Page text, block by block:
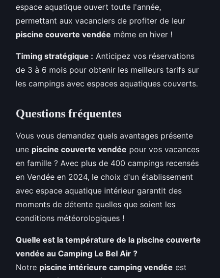
espace aquatique ouvert toute l'année,
permettant aux vacanciers de profiter de leur
piscine couverte vendée même en hiver !
Timing stratégique : Anticipez vos réservations
de 3 à 6 mois pour obtenir les meilleurs tarifs sur
les campings avec espaces aquatiques couverts.
Questions fréquentes
Vous vous demandez quels avantages présente
une piscine couverte vendée pour vos vacances
en famille ? Avec plus de 400 campings recensés
en Vendée en 2024, le choix d'un établissement
avec espace aquatique intérieur garantit des
moments de détente quelles que soient les
conditions météorologiques !
Quelle est la température de la piscine couverte
vendée au Camping Le Bel Air ?
Notre piscine intérieure camping vendée est